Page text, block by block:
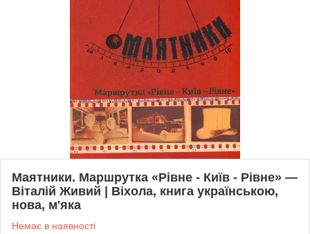
Маятники. Маршрутка «Рівне - Київ - Рівне» —
Віталій Живий | Віхола, книга українською,
нова, м'яка
Немає в наявності